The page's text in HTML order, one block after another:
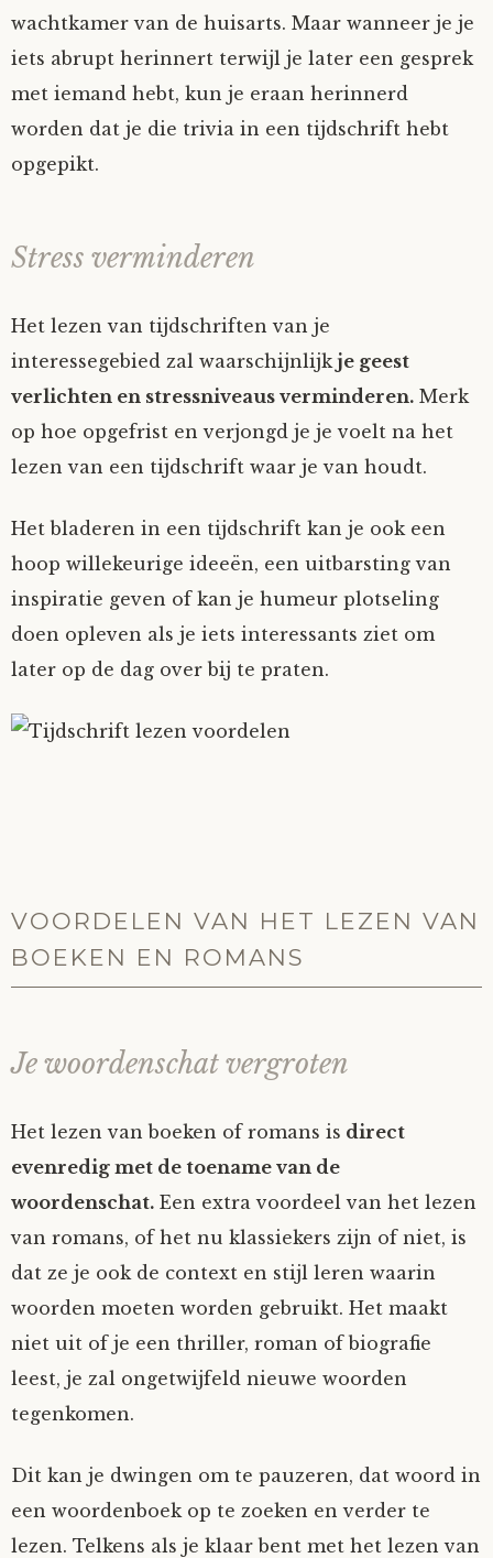
wachtkamer van de huisarts. Maar wanneer je je
iets abrupt herinnert terwijl je later een gesprek
met iemand hebt, kun je eraan herinnerd
worden dat je die trivia in een tijdschrift hebt
opgepikt.
Stress verminderen
Het lezen van tijdschriften van je
interessegebied zal waarschijnlijk je geest
verlichten en stressniveaus verminderen. Merk
op hoe opgefrist en verjongd je je voelt na het
lezen van een tijdschrift waar je van houdt.
Het bladeren in een tijdschrift kan je ook een
hoop willekeurige ideeën, een uitbarsting van
inspiratie geven of kan je humeur plotseling
doen opleven als je iets interessants ziet om
later op de dag over bij te praten.
VOORDELEN VAN HET LEZEN VAN
BOEKEN EN ROMANS
Je woordenschat vergroten
Het lezen van boeken of romans is direct
evenredig met de toename van de
woordenschat. Een extra voordeel van het lezen
van romans, of het nu klassiekers zijn of niet, is
dat ze je ook de context en stijl leren waarin
woorden moeten worden gebruikt. Het maakt
niet uit of je een thriller, roman of biografie
leest, je zal ongetwijfeld nieuwe woorden
tegenkomen.
Dit kan je dwingen om te pauzeren, dat woord in
een woordenboek op te zoeken en verder te
lezen. Telkens als je klaar bent met het lezen van